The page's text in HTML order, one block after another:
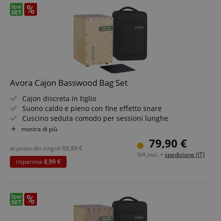
Avora Cajon Basswood Bag Set
Cajon discreta in tiglio
Suono caldo e pieno con fine effetto snare
Cuscino seduta comodo per sessioni lunghe
Lavorazione artigianale precisa
Design espressivo - anche come complemento d?arredo
Set risparmio con chiave di accordatura e borsa per
cajon
mostra di più
79,90 €
IVA.incl. + spedizione (IT)
al posto dei singoli 88,89 €
risparmia 8,99 €
CookieScriptConsent
sid www.kirstein.it